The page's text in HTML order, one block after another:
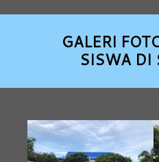
GALERI
SISWA DI